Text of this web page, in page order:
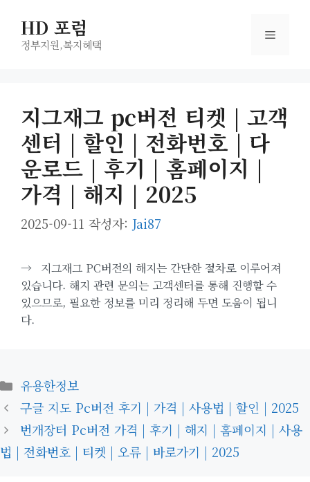
HD 포럼
정부지원,복지헤택
메
지그재그 pc버전 티켓 | 고객
센터 | 할인 | 전화번호 | 다
운로드 | 후기 | 홈페이지 |
가격 | 해지 | 2025
2025-09-11 작성자: Jai87
→
지그재그 PC버전의 해지는 간단한 절차로 이루어져
있습니다. 해지 관련 문의는 고객센터를 통해 진행할 수
있으므로, 필요한 정보를 미리 정리해 두면 도움이 됩니
다.
카
테
고
리
유용한정보
구글 지도 Pc버전 후기 | 가격 | 사용법 | 할인 | 2025
번개장터 Pc버전 가격 | 후기 | 해지 | 홈페이지 | 사용
법 | 전화번호 | 티켓 | 오류 | 바로가기 | 2025